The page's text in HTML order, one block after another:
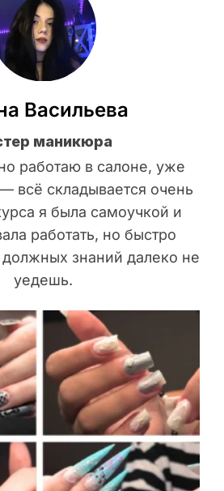
Васильева
маникюра
работаю в салоне, уже
всё складывается очень
я была самоучкой и
работать, но быстро
должных знаний далеко не
уедешь.